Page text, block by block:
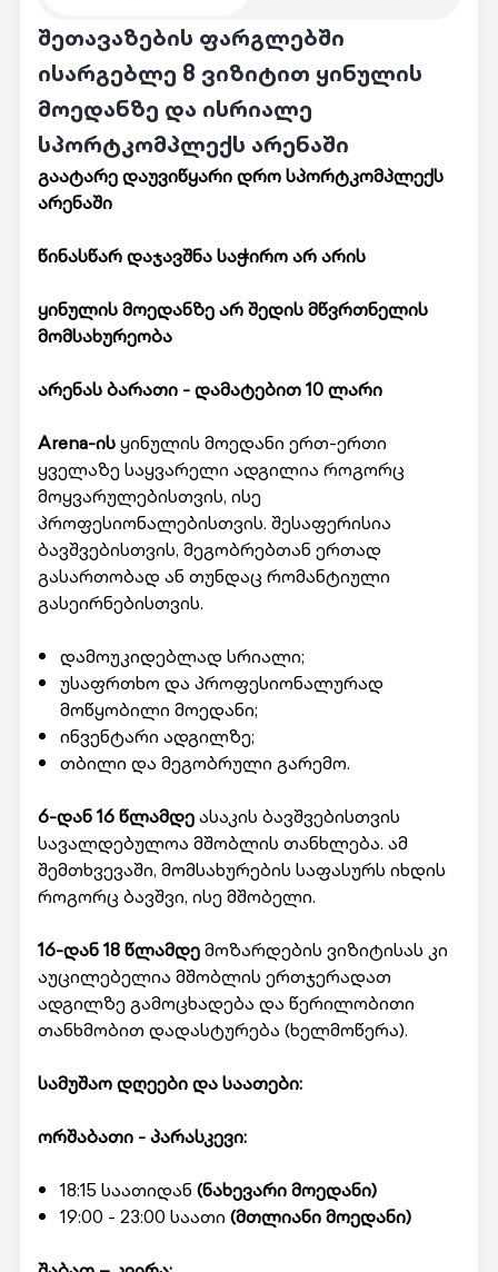
შეთავაზების ფარგლებში
ისარგებლე 8 ვიზიტით ყინულის
მოედანზე და ისრიალე
სპორტკომპლექს არენაში
გაატარე დაუვიწყარი დრო სპორტკომპლექს
არენაში
წინასწარ დაჯავშნა საჭირო არ არის
ყინულის მოედანზე არ შედის მწვრთნელის
მომსახურეობა
არენას ბარათი - დამატებით 10 ლარი
Arena-ისყინულის მოედანი ერთ-ერთი
ყველაზე საყვარელი ადგილია როგორც
მოყვარულებისთვის, ისე
პროფესიონალებისთვის. შესაფერისია
ბავშვებისთვის, მეგობრებთან ერთად
გასართობად ან თუნდაც რომანტიული
გასეირნებისთვის.
დამოუკიდებლად სრიალი;
უსაფრთხო და პროფესიონალურად
მოწყობილი მოედანი;
ინვენტარი ადგილზე;
თბილი და მეგობრული გარემო.
6-დან 16 წლამდეასაკის ბავშვებისთვის
სავალდებულოა მშობლის თანხლება. ამ
შემთხვევაში, მომსახურების საფასურს იხდის
როგორც ბავშვი, ისე მშობელი.
16-დან 18 წლამდემოზარდების ვიზიტისას კი
აუცილებელია მშობლის ერთჯერადათ
ადგილზე გამოცხადება და წერილობითი
თანხმობით დადასტურება (ხელმოწერა).
სამუშაო დღეები და საათები:
ორშაბათი - პარასკევი:
18:15 საათიდან (ნახევარი მოედანი)
19:00 - 23:00 საათი (მთლიანი მოედანი)